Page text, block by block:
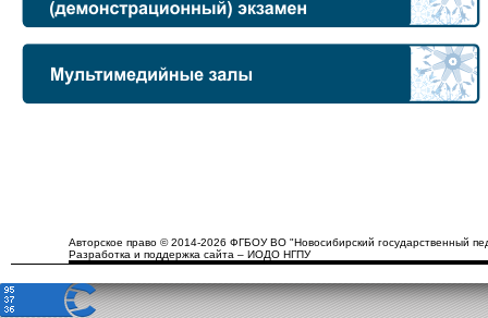
Авторское право © 2014-2026 ФГБОУ ВО "Новосибирский государственный
Разработка и поддержка сайта – ИОДО НГПУ